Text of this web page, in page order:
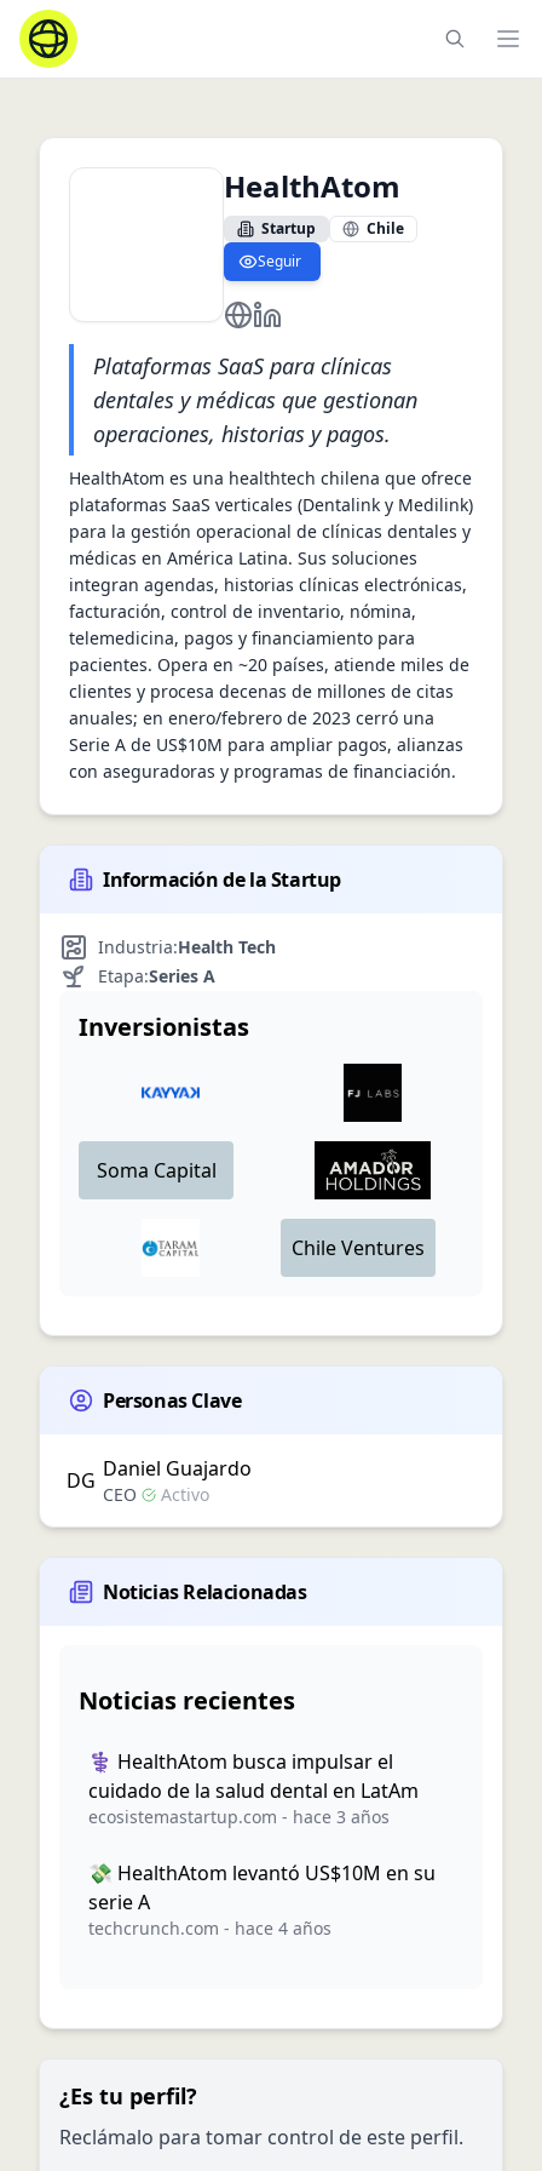
HealthAtom
Startup
Chile
Seguir
https://www.healthatom.com/
https://cl.linkedin.com/
Plataformas SaaS para clínicas
dentales y médicas que gestionan
operaciones, historias y pagos.
HealthAtom es una healthtech chilena que ofrece
plataformas SaaS verticales (Dentalink y Medilink)
para la gestión operacional de clínicas dentales y
médicas en América Latina. Sus soluciones
integran agendas, historias clínicas electrónicas,
facturación, control de inventario, nómina,
telemedicina, pagos y financiamiento para
pacientes. Opera en ~20 países, atiende miles de
clientes y procesa decenas de millones de citas
anuales; en enero/febrero de 2023 cerró una
Serie A de US$10M para ampliar pagos, alianzas
con aseguradoras y programas de financiación.
Información de la Startup
Industria:Health Tech
Etapa:Series A
Inversionistas
Soma Capital
Chile Ventures
Personas Clave
DG Daniel Guajardo
CEO Activo
Noticias Relacionadas
Noticias recientes
⚕️ HealthAtom busca impulsar el
cuidado de la salud dental en LatAm
ecosistemastartup.com - hace 3 años
💸 HealthAtom levantó US$10M en su
serie A
techcrunch.com - hace 4 años
¿Es tu perfil?
Reclámalo para tomar control de este perfil.